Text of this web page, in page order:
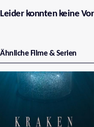
Leider konnten keine
Ähnliche Filme & Serien